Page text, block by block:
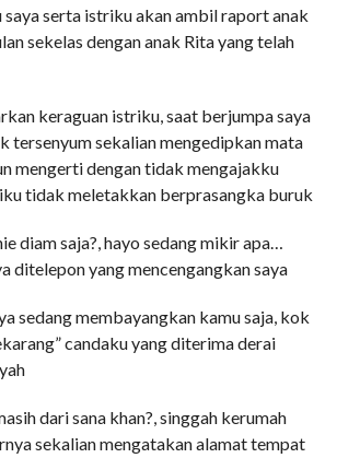
serta istriku akan ambil raport anak
sekelas dengan anak Rita yang telah
keraguan istriku, saat berjumpa saya
tersenyum sekalian mengedipkan mata
mengerti dengan tidak mengajakku
tidak meletakkan berprasangka buruk
diam saja?, hayo sedang mikir apa…
ditelepon yang mencengangkan saya
sedang membayangkan kamu saja, kok
candaku yang diterima derai
dari sana khan?, singgah kerumah
sekalian mengatakan alamat tempat